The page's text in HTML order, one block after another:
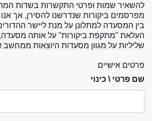
להשאיר שמות ופרטי התקשרות בשדות
מפרסמים ביקורות שנדרשנו להסירן, אך
בין המסעדה למתלונן על מנת ליישר
העלאת "מתקפת ביקורות" על אותה מסעדה,
שליליות על מגוון מסעדות היוצאות ממחשב
פרטים אישיים
שם פרטי \ כינוי